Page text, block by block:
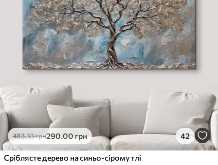
483.33грн290.00 грн 42
Сріблясте дерево на синьо-сірому тлі